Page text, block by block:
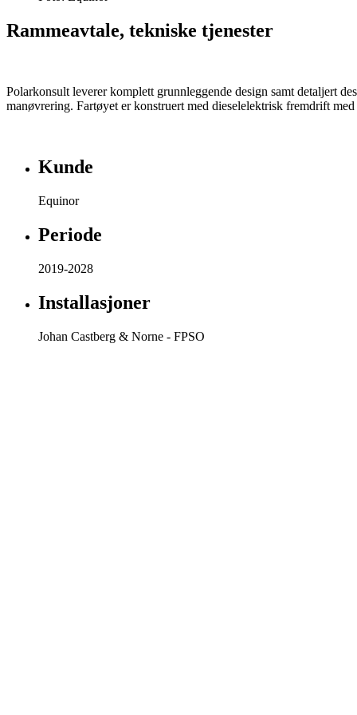
Rammeavtale, tekniske tjenester
Polarkonsult leverer komplett grunnleggende design samt detaljert
manøvrering. Fartøyet er konstruert med dieselelektrisk fremdrift
Kunde
Equinor
Periode
2019-2028
Installasjoner
Johan Castberg & Norne - FPSO